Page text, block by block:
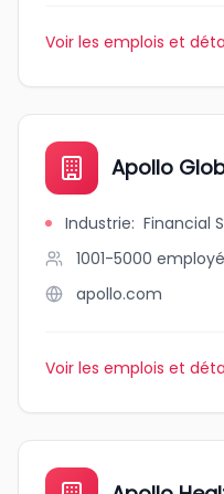
Voir les emplois et
Apollo
Industrie: Financial
1001-5000
apollo.com
Voir les emplois et